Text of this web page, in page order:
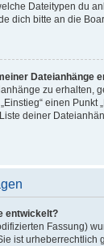
Dateitypen du
dich bitte an die
Dateianhänge
zu erhalten,
einen Punkt
deiner
entwickelt?
Fassung)
ist urheberrechtlich